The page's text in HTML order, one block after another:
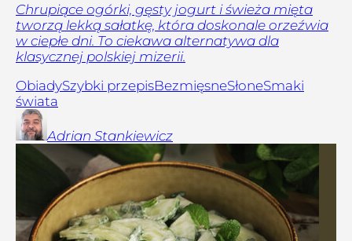
Chrupiące ogórki, gęsty jogurt i świeża mięta
tworzą lekką sałatkę, która doskonale orzeźwia
w ciepłe dni. To ciekawa alternatywa dla
klasycznej polskiej mizerii.
ObiadySzybki przepisBezmięsneSłoneSmaki
świata
Adrian Stankiewicz